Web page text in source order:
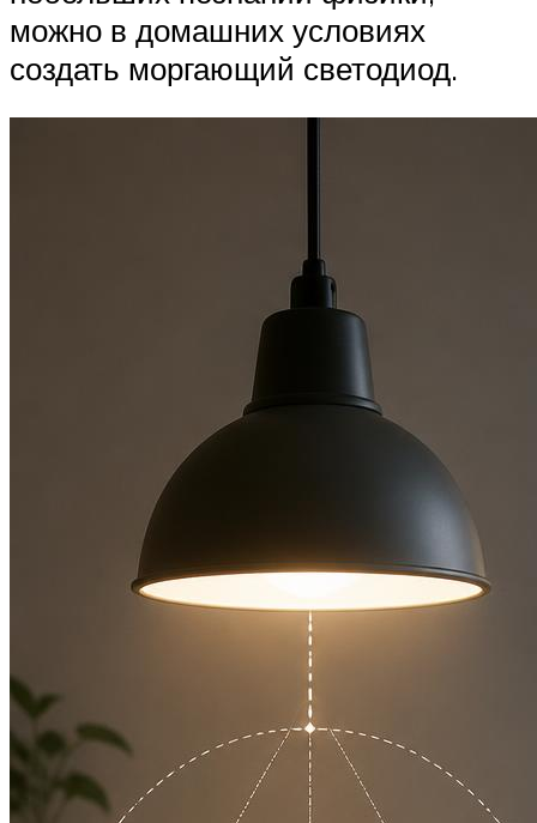
можно в домашних условиях
создать моргающий светодиод.